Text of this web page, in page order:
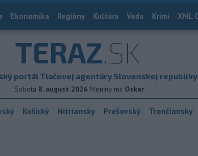
Ekonomika Regióny Kultúra Veda Krimi XML
TERAZ.SK
portál Tlačovej agentúry Slovenskej republiky
Sobota 8. august 2026 Meniny má Oskar
Košický Nitriansky Prešovský Trenčiansky